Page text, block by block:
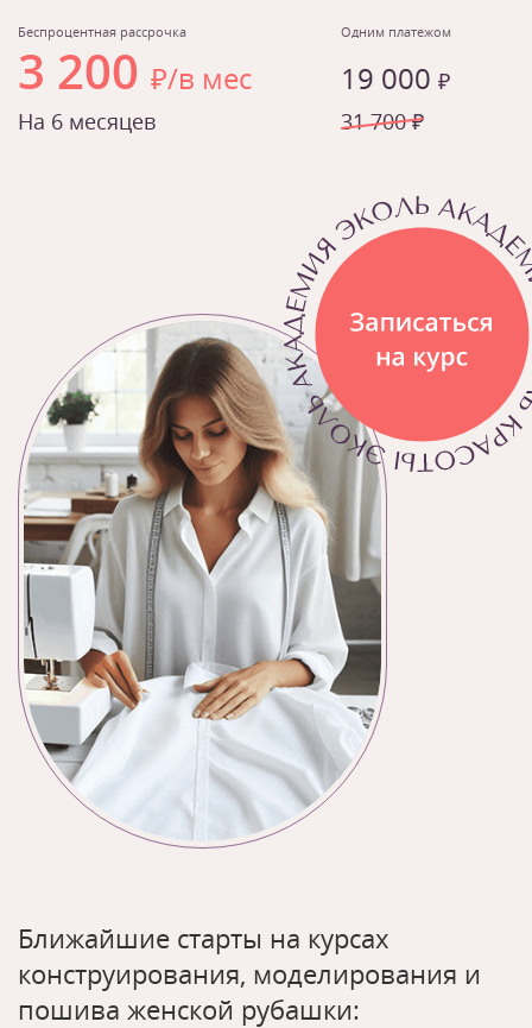
Беспроцентная рассрочка
3 200 ₽/в мес
На 6 месяцев
Одним платежом
19 000 ₽
31 700 ₽
Ближайшие старты на курсах
конструирования, моделирования и
пошива женской рубашки: